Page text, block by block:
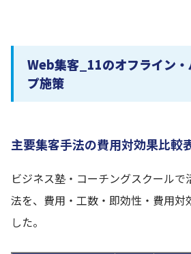
Web集客_11のオフライン・
プ施策
主要集客手法の費用対効果比較
ビジネス塾・コーチングスクール
法を、費用・工数・即効性・費用対
した。